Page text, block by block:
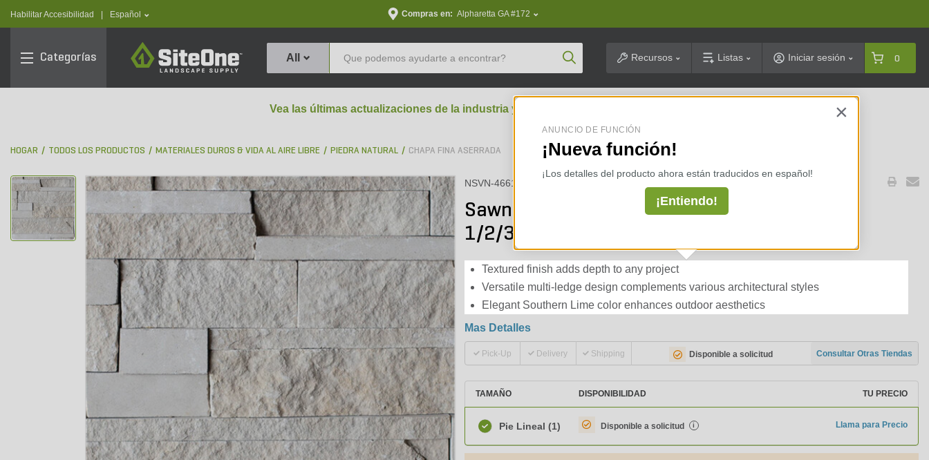
Habilitar Accesibilidad text.language
Español Compras en: Alpharetta GA #172
Categorías
SiteOne
All Product SearchRecursos Listas Iniciar sesión 0
Vea las últimas actualizaciones de la industria y perspectivas arancelarias ⇢
HOGAR TODOS LOS PRODUCTOS MATERIALES DUROS & VIDA AL AIRE LIBRE PIEDRA NATURAL CHAPA FINA ASERRADA
NSVN-4661
Sawn Thin Veneer Southern Lime Multi-Ledge
1/2/3 Corners
Textured finish adds depth to any project
Versatile multi-ledge design complements various architectural styles
Elegant Southern Lime color enhances outdoor aesthetics
Mas Detalles
Pick-Up Delivery Shipping Disponible a solicitud Consultar Otras Tiendas
TAMAÑO DISPONIBILIDAD TU PRECIO
Pie Lineal (1) Disponible a solicitud i Llama para Precio
×
ANUNCIO DE FUNCIÓN
¡Nueva función!
¡Los detalles del producto ahora están traducidos en español!
¡Entiendo!